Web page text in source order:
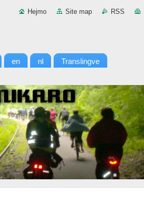
Hejmo Site map RSS
en nl Translingve